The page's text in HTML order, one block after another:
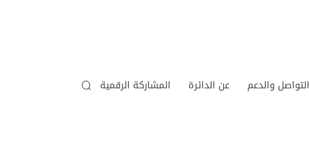
التواصل والدعم عن الدائرة
المشاركة الرقمية